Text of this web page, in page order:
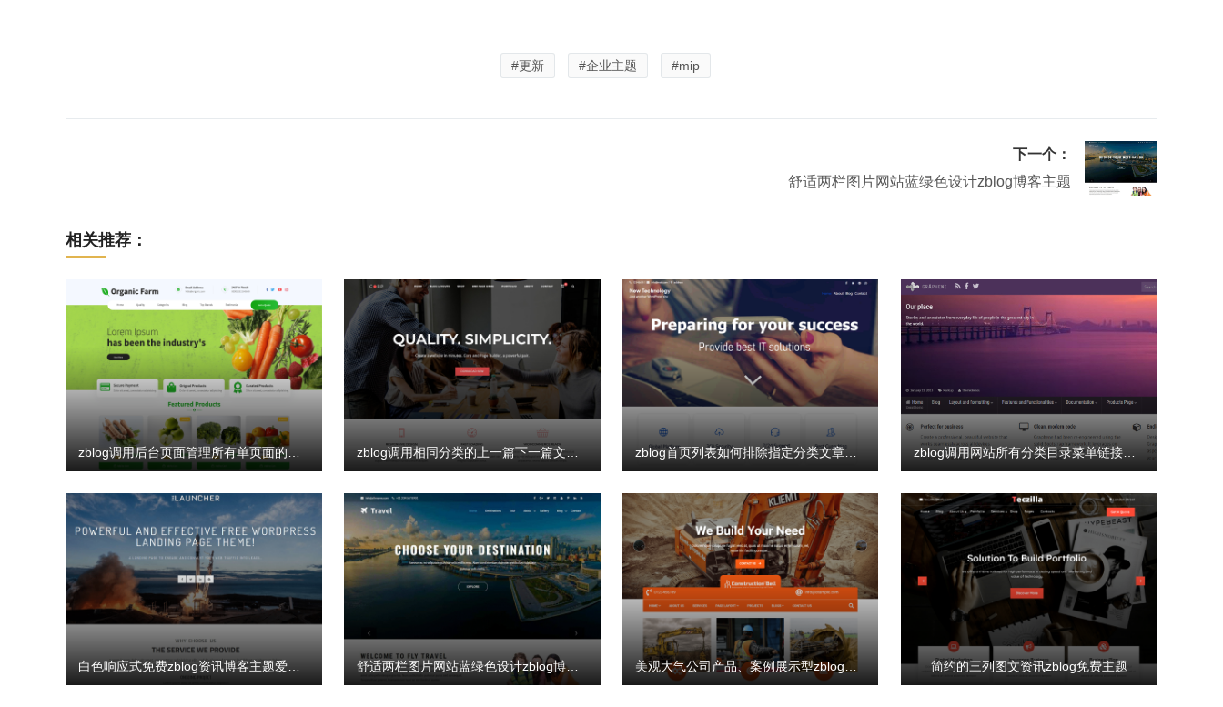
#更新 #企业主题 #mip
下一个：
舒适两栏图片网站蓝绿色设计zblog博客主题
相关推荐：
zblog调用相同分类的上一篇下一篇文章代码 zblog首页列表如何排除指定分类文章代码
白色响应式免费zblog资讯博客主题爱源码 舒适两栏图片网站蓝绿色设计zblog博客主题 美观大气公司产品、案例展示型zblog主题 简约的三列图文资讯zblog免费主题